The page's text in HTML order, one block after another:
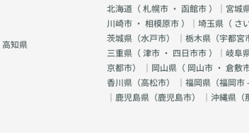
高知県
北海道（札幌市 ・ 函館市）｜宮城
川崎市 ・ 相模原市）｜埼玉県（ さ
茨城県（水戸市） ｜栃木県（宇都宮
三重県（津市 ・ 四日市市）｜岐阜
京都市） ｜岡山県（ 岡山市 ・ 倉敷
香川県（高松市） ｜福岡県（福岡市
｜鹿児島県（鹿児島市） ｜沖縄県（